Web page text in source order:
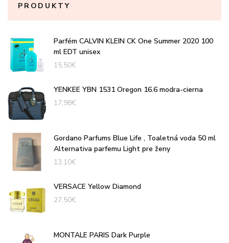
PRODUKTY
Parfém CALVIN KLEIN CK One Summer 2020 100
ml EDT unisex
15,50€
YENKEE YBN 1531 Oregon 16.6 modra-cierna
17,98€
Gordano Parfums Blue Life , Toaletná voda 50 ml
Alternativa parfemu Light pre ženy
13,10€
VERSACE Yellow Diamond
27,50€
MONTALE PARIS Dark Purple